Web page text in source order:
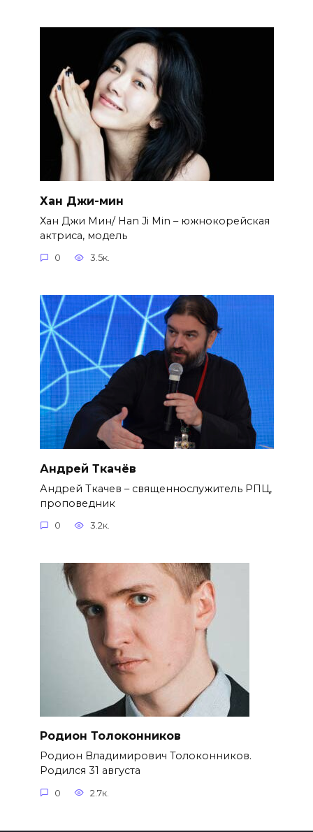
Хан Джи-мин
Хан Джи Мин/ Han Ji Min – южнокорейская
актриса, модель
0 3.5к.
Андрей Ткачёв
Андрей Ткачев – священнослужитель РПЦ,
проповедник
0 3.2к.
Родион Толоконников
Родион Владимирович Толоконников.
Родился 31 августа
0 2.7к.